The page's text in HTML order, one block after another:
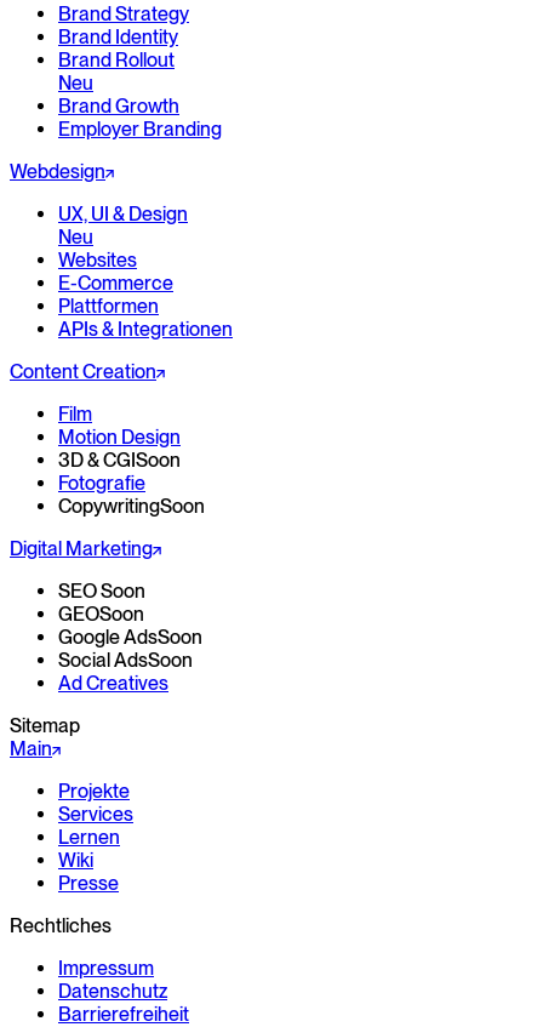
Brand Strategy
Brand Identity
Brand Rollout
Neu
Brand Growth
Employer Branding
Webdesign
UX, UI & Design
Neu
Websites
E-Commerce
Plattformen
APIs & Integrationen
Content Creation
Film
Motion Design
3D & CGISoon
Fotografie
CopywritingSoon
Digital Marketing
SEOSoon
GEOSoon
Google AdsSoon
Social AdsSoon
Ad Creatives
Sitemap
Main
Projekte
Services
Lernen
Wiki
Presse
Rechtliches
Impressum
Datenschutz
Barrierefreiheit